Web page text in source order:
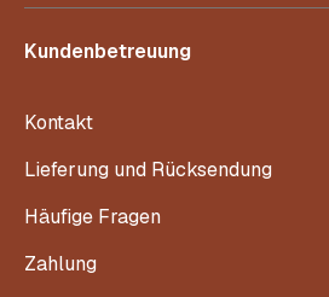
Kundenbetreuung
Kontakt
Lieferung und Rücksendung
Häufige Fragen
Zahlung